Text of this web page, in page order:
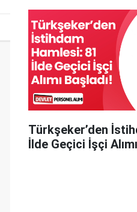
Türkşeker’den
İlde Geçici İşçi